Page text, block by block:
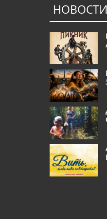
НОВОСТИ